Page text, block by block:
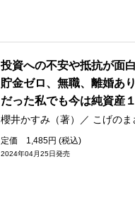
投資への不安や抵抗が面
貯金ゼロ、無職、離婚あ
だった私でも今は純資産
櫻井かすみ（著） ／ こげのま
定価 1,485円 (税込)
2024年04月25日発売